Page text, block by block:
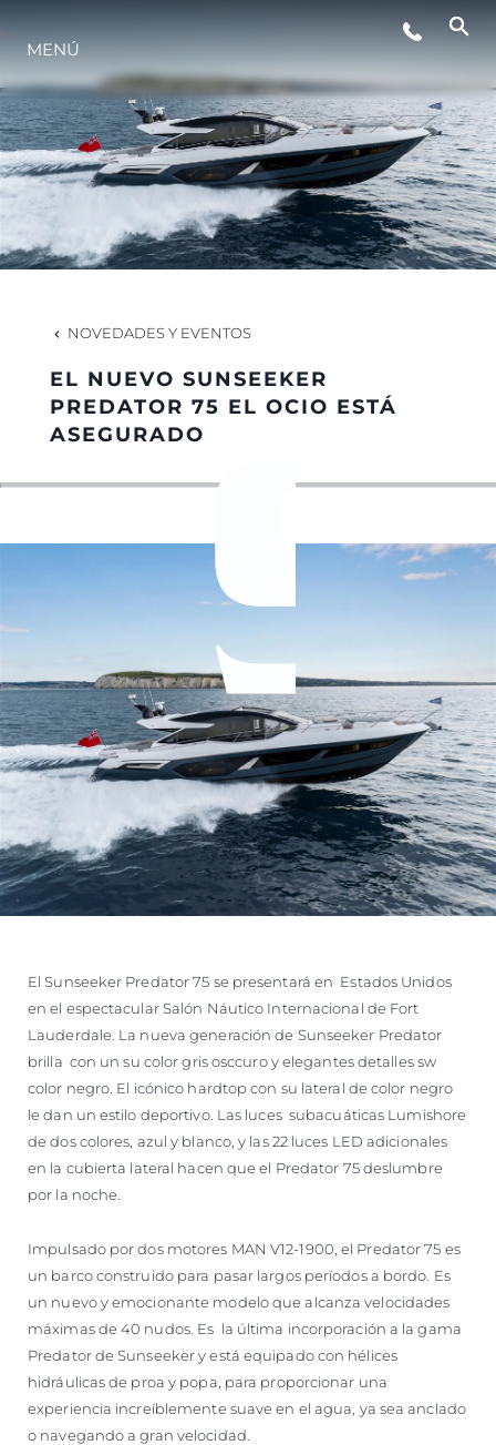
ESTILO DE VIDA
INNOVACIÓN
¿QUIÉNES SOMOS?
EL EQUIPO
HISTORIA
VALORE SU EMBARCACIÓN
MENÚ
NOVEDADES Y EVENTOS
EL NUEVO SUNSEEKER
PREDATOR 75 EL OCIO ESTÁ
ASEGURADO
El Sunseeker Predator 75 se presentará en Estados Unidos
en el espectacular Salón Náutico Internacional de Fort
Lauderdale. La nueva generación de Sunseeker Predator
brilla con un su color gris osccuro y elegantes detalles sw
color negro. El icónico hardtop con su lateral de color negro
le dan un estilo deportivo. Las luces subacuáticas Lumishore
de dos colores, azul y blanco, y las 22 luces LED adicionales
en la cubierta lateral hacen que el Predator 75 deslumbre
por la noche.
Impulsado por dos motores MAN V12-1900, el Predator 75 es
un barco construido para pasar largos períodos a bordo. Es
un nuevo y emocionante modelo que alcanza velocidades
máximas de 40 nudos. Es la última incorporación a la gama
Predator de Sunseeker y está equipado con hélices
hidráulicas de proa y popa, para proporcionar una
experiencia increíblemente suave en el agua, ya sea anclado
o navegando a gran velocidad.